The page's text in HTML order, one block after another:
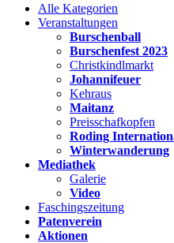
Alle Kategorien
Veranstaltungen
Burschenball
Burschenfest 2023
Christkindlmarkt
Johannifeuer
Kehraus
Maitanz
Preisschafkopfen
Roding
Winterwanderung
Mediathek
Galerie
Video
Faschingszeitung
Patenverein
Aktionen